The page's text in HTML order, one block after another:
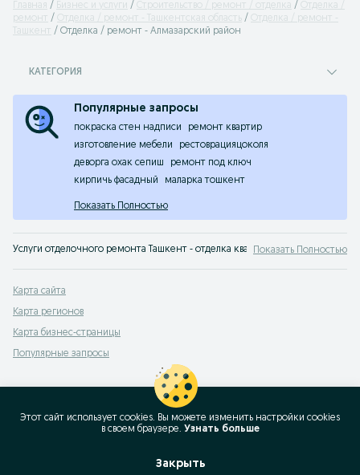
Главная Бизнес и услуги Строительство / ремонт / отделка
Отделка /
ремонт
Отделка / ремонт - Ташкентская область
Отделка / ремонт -
Ташкент
Отделка / ремонт - Алмазарский район
КАТЕГОРИЯ
Популярные запросы
покраска стен надписи
ремонт квартир
изготовление мебели
рестоврацияцоколя
деворга охак сепиш
ремонт под ключ
кирпичь фасадный
маларка тошкент
Показать Полностью
Услуги отделочного ремонта Ташкент - отделка квартир, домов, фасадов
Показать Полностью
Карта сайта
Карта регионов
Карта бизнес-страницы
Популярные запросы
Этот сайт использует cookies. Вы можете изменить настройки cookies
в своeм браузере. Узнать больше
Закрыть